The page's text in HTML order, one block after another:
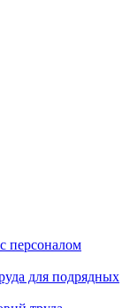
персоналом
для подрядных